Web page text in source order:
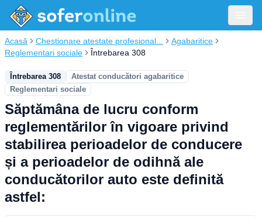
Acasă Chestionare atestate profesional...
Agabaritice
Reglementari sociale
Întrebarea 308
Întrebarea 308
Atestat conducători agabaritice
Reglementari sociale
Săptămâna de lucru conform
reglementărilor în vigoare privind
stabilirea perioadelor de conducere
și a perioadelor de odihnă ale
conducătorilor auto este definită
astfel: